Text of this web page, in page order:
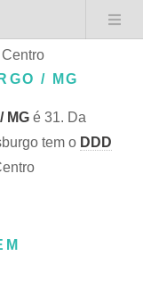
/ MG
MG é 31. Da
tem o DDD